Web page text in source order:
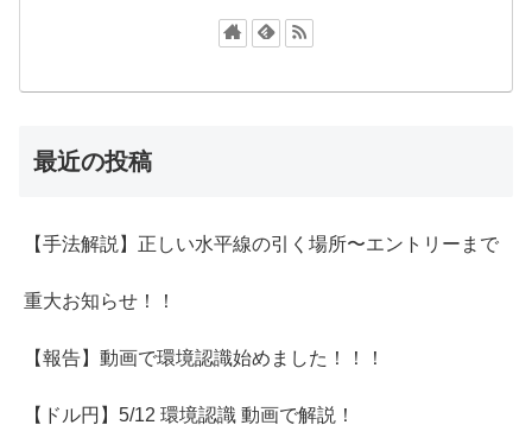
最近の投稿
【手法解説】正しい水平線の引く場所〜エントリーまで
重大お知らせ！！
【報告】動画で環境認識始めました！！！
【ドル円】5/12 環境認識 動画で解説！